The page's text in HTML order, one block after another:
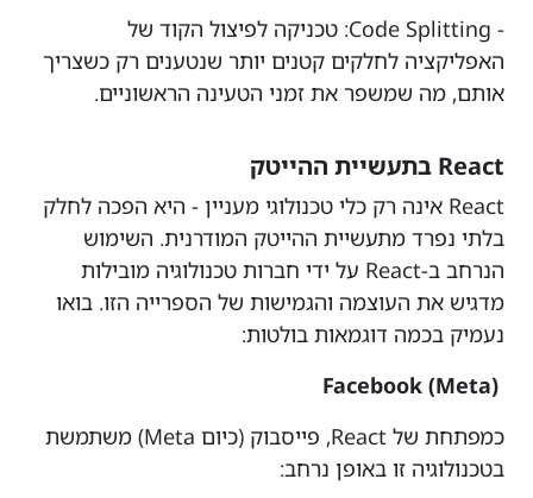
- Code Splitting: טכניקה לפיצול הקוד של
האפליקציה לחלקים קטנים יותר שנטענים רק כשצריך
אותם, מה שמשפר את זמני הטעינה הראשוניים.
React בתעשיית ההייטק
React אינה רק כלי טכנולוגי מעניין - היא הפכה לחלק
בלתי נפרד מתעשיית ההייטק המודרנית. השימוש
הנרחב ב-React על ידי חברות טכנולוגיה מובילות
מדגיש את העוצמה והגמישות של הספרייה הזו. בואו
נעמיק בכמה דוגמאות בולטות:
(Facebook (Meta
כמפתחת של React, פייסבוק (כיום Meta) משתמשת
בטכנולוגיה זו באופן נרחב: